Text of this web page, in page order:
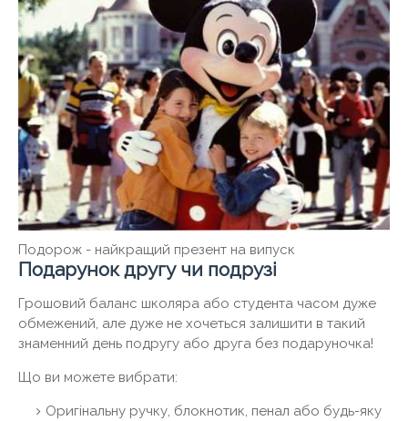
Подорож - найкращий презент на випуск
Подарунок другу чи подрузі
Грошовий баланс школяра або студента часом дуже
обмежений, але дуже не хочеться залишити в такий
знаменний день подругу або друга без подаруночка!
Що ви можете вибрати:
Оригінальну ручку, блокнотик, пенал або будь-яку